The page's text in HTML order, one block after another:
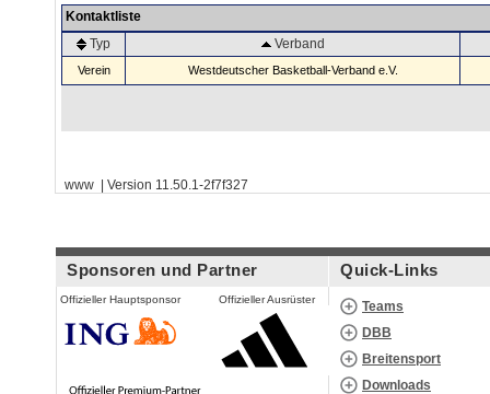
Kontaktliste
Typ
Verband
Verein Westdeutscher Basketball-Verband e.V.
www | Version 11.50.1-2f7f327
Sponsoren und Partner
Offizieller Hauptsponsor Offizieller Ausrüster
Quick-Links
Teams
DBB
Breitensport
Downloads